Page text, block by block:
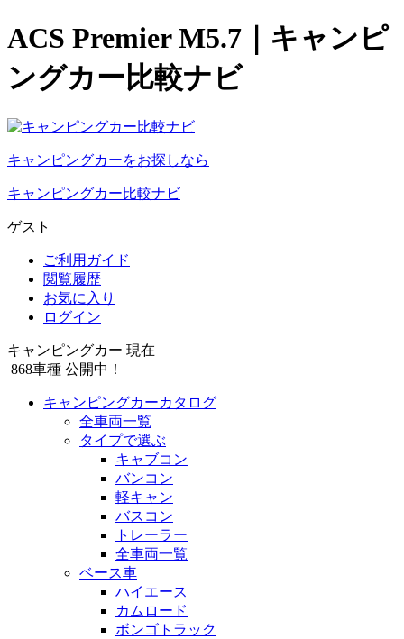
ACS Premier M5.7｜キャンピ
ングカー比較ナビ
キャンピングカーをお探しなら
キャンピングカー比較ナビ
ゲスト
ご利用ガイド
閲覧履歴
お気に入り
ログイン
キャンピングカー 現在
868車種 公開中！
キャンピングカーカタログ
全車両一覧
タイプで選ぶ
キャブコン
バンコン
軽キャン
バスコン
トレーラー
全車両一覧
ベース車
ハイエース
カムロード
ボンゴトラック